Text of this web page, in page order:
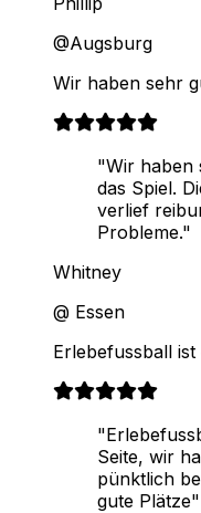
@Augsburg
Wir haben sehr
"Wir haben
das Spiel.
verlief
Probleme."
Whitney
@ Essen
Erlebefussball
Seite, wir
pünktlich
gute Plätze"